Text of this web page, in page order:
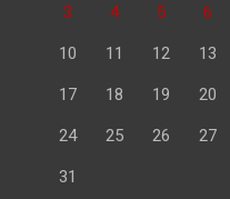
3 4 5 6
10 11 12 13
17 18 19 20
24 25 26 27
31